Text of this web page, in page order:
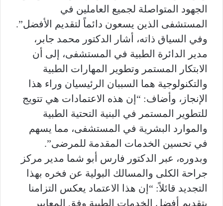
الجهود المتواصلة لجميع العاملين في
المستشفى الذين يسعون دائماً لتقديم الأفضل”.
وفي السياق ذاته، أشار الدكتور محمد جابر،
مدير الدائرة الطبية في المستشفى، إلى أن
الابتكار المستمر وتطوير المهارات الطبية
والتكنولوجية هما السببان الرئيسيان وراء هذا
الإنجاز، وأضاف: “إن هذه الاعتمادات هي تتويج
للتطوير المستمر في البنية التحتية الطبية
والموارد البشرية في المستشفى، مما يسهم
في تحسين الخدمات المقدمة للمرضى”.
وبدوره، عبر الدكتور فارس أبو شما مدير مركز
جراحة الكلى والمسالك البولية عن فخره بهذا
التجديد قائلاً: “إن هذا الاعتماد يعكس التزامنا
بتقديم أفضل الخدمات الطبية وفق المعايير